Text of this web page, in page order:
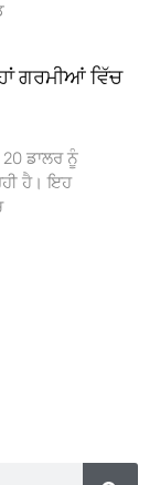
ਗਰਮੀਆਂ ਵਿੱਚ
20 ਡਾਲਰ ਨੂੰ
ਹੈ। ਇਹ